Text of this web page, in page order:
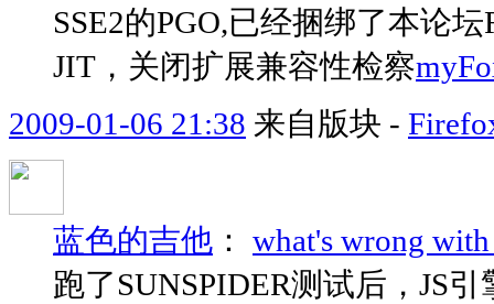
SSE2的PGO,已经捆绑了本论
JIT，关闭扩展兼容性检察
2009-01-06 21:38 来自版块 -
蓝色的吉他 ： what's wrong
跑了SUNSPIDER测试后，JS